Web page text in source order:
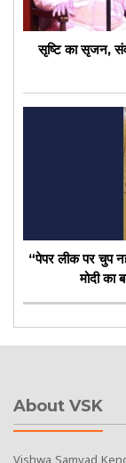
सृष्टि का सृजन,
“पेपर लीक पर चुप
मोदी का
About VSK
Vishwa Samvad